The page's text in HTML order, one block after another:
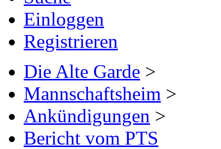
Einloggen
Registrieren
Die Alte Garde >
Mannschaftsheim >
Ankündigungen >
Bericht vom PTS